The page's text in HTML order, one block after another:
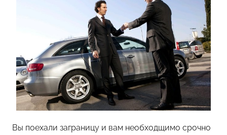
Вы поехали заграницу и вам необходщимо срочно